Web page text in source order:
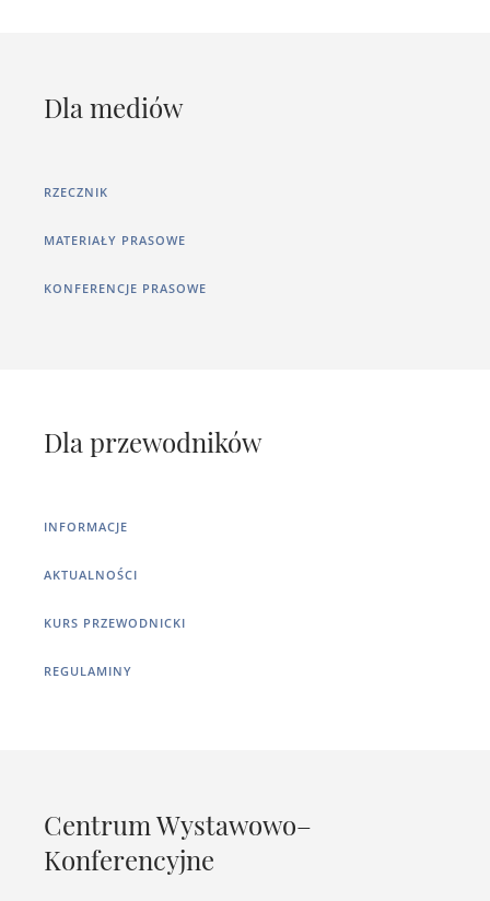
Dla mediów
RZECZNIK
MATERIAŁY PRASOWE
KONFERENCJE PRASOWE
Dla przewodników
INFORMACJE
AKTUALNOŚCI
KURS PRZEWODNICKI
REGULAMINY
Centrum Wystawowo–
Konferencyjne